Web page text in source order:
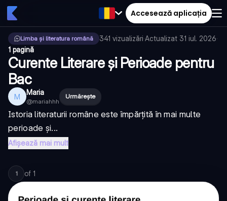
Accesează aplicația
Limba și literatura română 341 vizualizări·Actualizat 31 iul. 2026·
1 pagină
Curente Literare și Perioade pentru
Bac
M Maria
@mariahhh
Urmărește
Istoria literaturii române este împărțită în mai multe
perioade și...
Afișează mai mult
1 of 1